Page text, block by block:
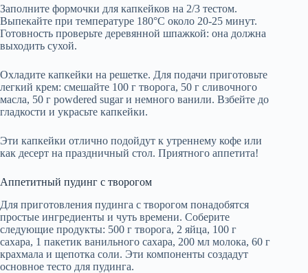
Заполните формочки для капкейков на 2/3 тестом.
Выпекайте при температуре 180°C около 20-25 минут.
Готовность проверьте деревянной шпажкой: она должна
выходить сухой.
Охладите капкейки на решетке. Для подачи приготовьте
легкий крем: смешайте 100 г творога, 50 г сливочного
масла, 50 г powdered sugar и немного ванили. Взбейте до
гладкости и украсьте капкейки.
Эти капкейки отлично подойдут к утреннему кофе или
как десерт на праздничный стол. Приятного аппетита!
Аппетитный пудинг с творогом
Для приготовления пудинга с творогом понадобятся
простые ингредиенты и чуть времени. Соберите
следующие продукты: 500 г творога, 2 яйца, 100 г
сахара, 1 пакетик ванильного сахара, 200 мл молока, 60 г
крахмала и щепотка соли. Эти компоненты создадут
основное тесто для пудинга.